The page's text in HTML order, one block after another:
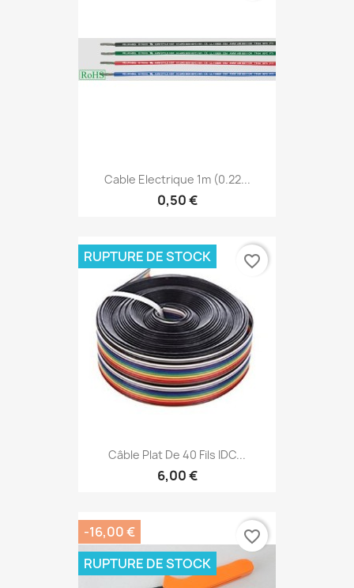
Cable Electrique 1m (0.22...
0,50 €
Câble Plat De 40 Fils IDC...
6,00 €
RUPTURE DE STOCK favorite_border
-16,00 €
RUPTURE DE STOCK
favorite_border